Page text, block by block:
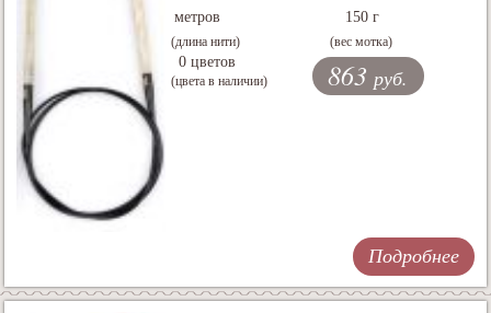
метров
(длина нити)
150 г
(вес мотка)
0 цветов
(цвета в наличии) 863 руб.
Подробнее